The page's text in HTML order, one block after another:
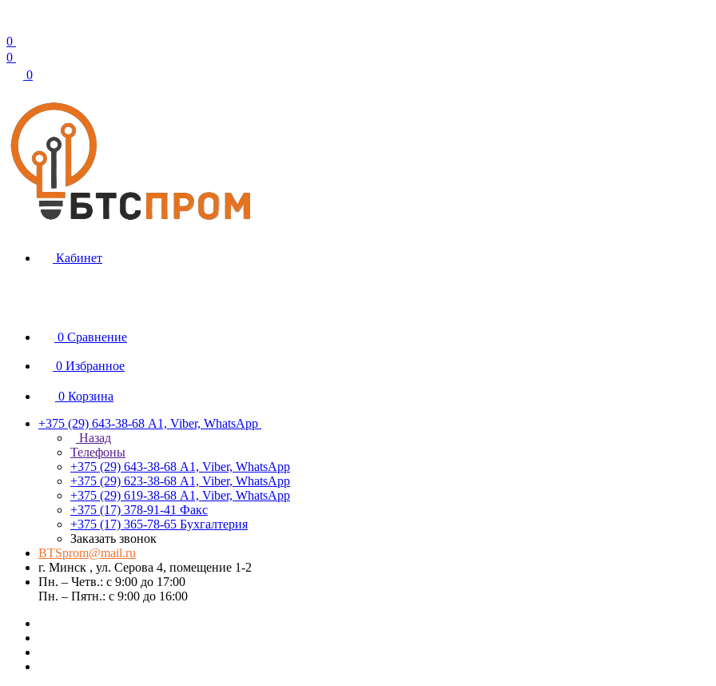
0
0
0
Кабинет
0 Сравнение
0 Избранное
0 Корзина
+375 (29) 643-38-68 А1, Viber, WhatsApp
Назад
Телефоны
+375 (29) 643-38-68 А1, Viber, WhatsApp
+375 (29) 623-38-68 А1, Viber, WhatsApp
+375 (29) 619-38-68 А1, Viber, WhatsApp
+375 (17) 378-91-41 Факс
+375 (17) 365-78-65 Бухгалтерия
Заказать звонок
BTSprom@mail.ru
г. Минск , ул. Серова 4, помещение 1-2
Пн. – Четв.: с 9:00 до 17:00
Пн. – Пятн.: с 9:00 до 16:00